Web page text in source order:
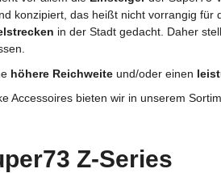
konzipiert, das heißt nicht vorrangig für
in der Stadt gedacht. Daher
höhere Reichweite und/oder einen
Accessoires bieten wir in unserem
Z-Series